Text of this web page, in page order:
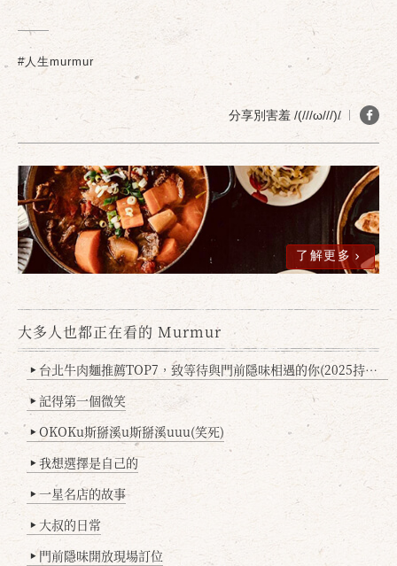
#人生murmur
分享別害羞 /(///ω///)/
了解更多
大多人也都正在看的 Murmur
▶ 台北牛肉麵推薦TOP7，致等待與門前隱味相遇的你(2025持續更新
▶ 記得第一個微笑
▶ OKOKu斯掰溪u斯掰溪uuu(笑死)
▶ 我想選擇是自己的
▶ 一星名店的故事
▶ 大叔的日常
▶ 門前隱味開放現場訂位